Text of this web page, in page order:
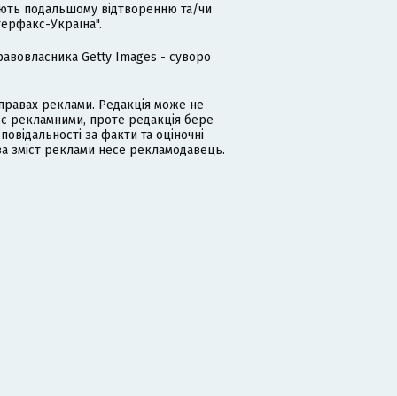
подальшому відтворенню та/чи
Україна".
Getty Images - суворо
реклами. Редакція може не
рекламними, проте редакція бере
за факти та оціночні
зміст реклами несе рекламодавець.